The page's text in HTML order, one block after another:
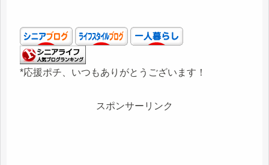
*応援ポチ、いつもありがとうございます！
スポンサーリンク